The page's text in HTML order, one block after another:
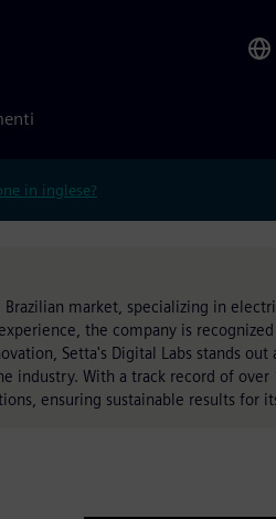
in inglese?
market, specializing in
the company is
Setta's Digital Labs stands out
industry. With a track record of over
ensuring sustainable results for